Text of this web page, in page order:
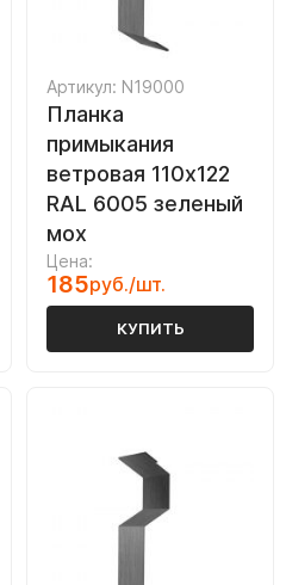
Артикул: N19000
Планка
примыкания
ветровая 110х122
RAL 6005 зеленый
мох
Цена:
185руб./шт.
КУПИТЬ